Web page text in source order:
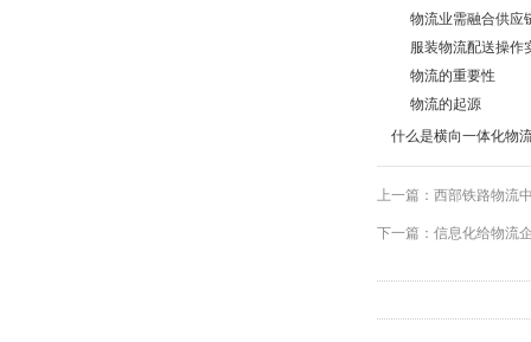
物流业需融合供应
服装物流配送操作
物流的重要性
物流的起源
什么是横向一体化物
上一篇： 西部铁路物流
下一篇： 信息化给物流